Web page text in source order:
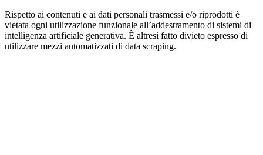
Rispetto ai contenuti e ai dati personali trasmessi e/o riprodotti è
vietata ogni utilizzazione funzionale all’addestramento di sistemi di
intelligenza artificiale generativa. È altresì fatto divieto espresso di
utilizzare mezzi automatizzati di data scraping.